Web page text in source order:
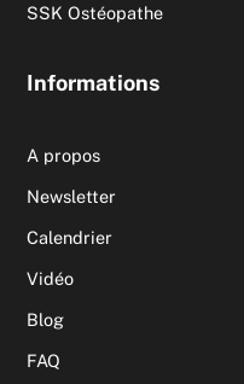
SSK Ostéopathe
Informations
A propos
Newsletter
Calendrier
Vidéo
Blog
FAQ